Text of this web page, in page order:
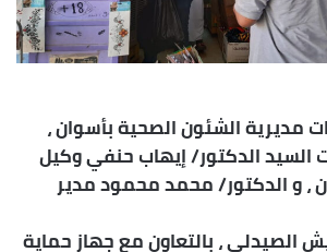
مديرية الشئون الصحية بأسوان ،
السيد الدكتور/ إيهاب حنفي وكيل
، و الدكتور/ محمد محمود مدير
الصيدلي ، بالتعاون مع جهاز حماية